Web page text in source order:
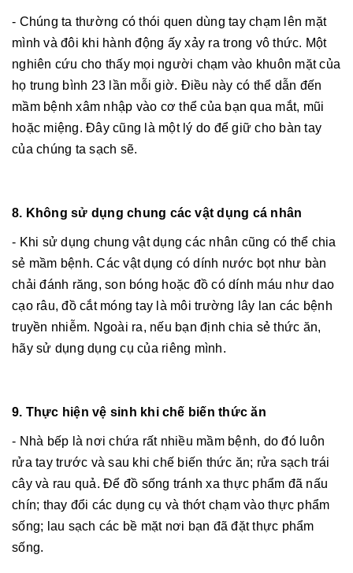
- Chúng ta thường có thói quen dùng tay chạm lên mặt
mình và đôi khi hành động ấy xảy ra trong vô thức. Một
nghiên cứu cho thấy mọi người chạm vào khuôn mặt của
họ trung bình 23 lần mỗi giờ. Điều này có thể dẫn đến
mầm bệnh xâm nhập vào cơ thể của bạn qua mắt, mũi
hoặc miệng. Đây cũng là một lý do để giữ cho bàn tay
của chúng ta sạch sẽ.
8. Không sử dụng chung các vật dụng cá nhân
- Khi sử dụng chung vật dụng các nhân cũng có thể chia
sẻ mầm bệnh. Các vật dụng có dính nước bọt như bàn
chải đánh răng, son bóng hoặc đồ có dính máu như dao
cạo râu, đồ cắt móng tay là môi trường lây lan các bệnh
truyền nhiễm. Ngoài ra, nếu bạn định chia sẻ thức ăn,
hãy sử dụng dụng cụ của riêng mình.
9. Thực hiện vệ sinh khi chế biến thức ăn
- Nhà bếp là nơi chứa rất nhiều mầm bệnh, do đó luôn
rửa tay trước và sau khi chế biến thức ăn; rửa sạch trái
cây và rau quả. Để đồ sống tránh xa thực phẩm đã nấu
chín; thay đổi các dụng cụ và thớt chạm vào thực phẩm
sống; lau sạch các bề mặt nơi bạn đã đặt thực phẩm
sống.